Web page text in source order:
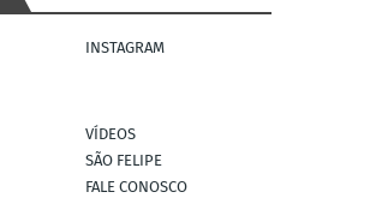
INSTAGRAM
VÍDEOS
SÃO FELIPE
FALE CONOSCO